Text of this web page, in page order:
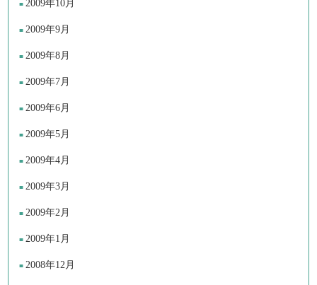
2009年10月
2009年9月
2009年8月
2009年7月
2009年6月
2009年5月
2009年4月
2009年3月
2009年2月
2009年1月
2008年12月